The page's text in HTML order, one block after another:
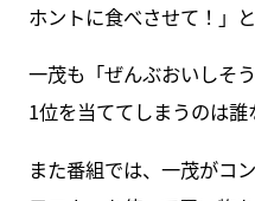
ホントに食べさせて！」と
一茂も「ぜんぶおいしそ
1位を当ててしまうのは誰
また番組では、一茂がコ